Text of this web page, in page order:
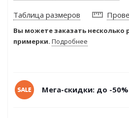
Таблица размеров
Вы можете заказать несколько
примерки. Подробнее
Мега-скидки: до -50%